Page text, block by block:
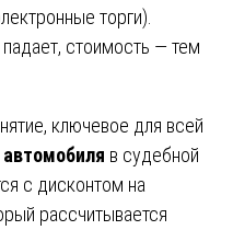
торги).
стоимость — тем
ключевое для всей
в судебной
с дисконтом на
рассчитывается